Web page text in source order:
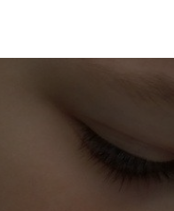
version 3.1.0 with no